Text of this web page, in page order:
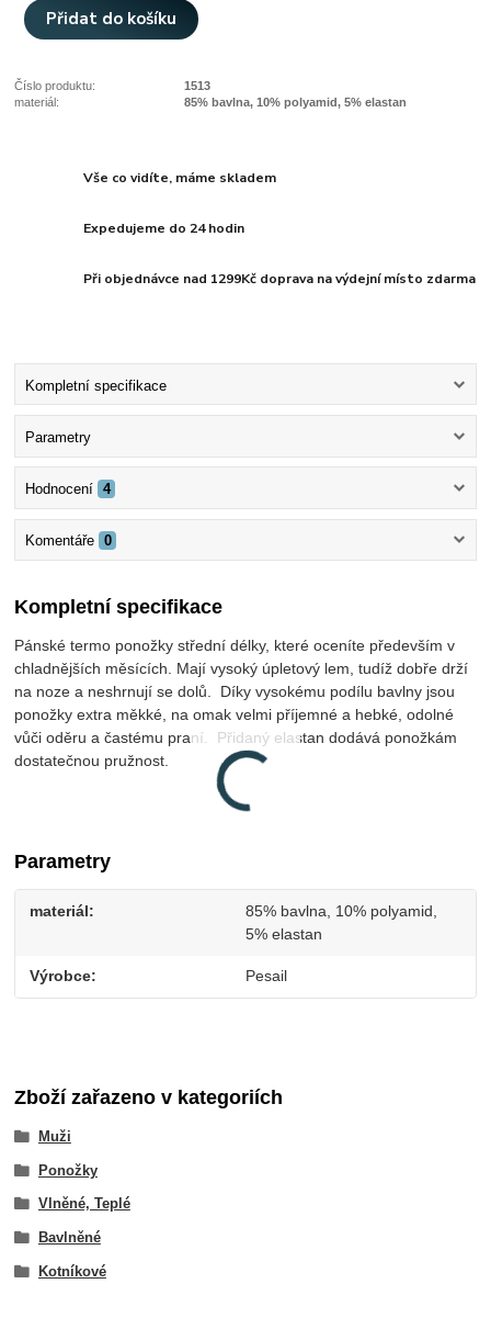
Přidat do košíku
Číslo produktu:
1513
materiál:
85% bavlna, 10% polyamid, 5% elastan
Vše co vidíte, máme skladem
Expedujeme do 24 hodin
Při objednávce nad 1299Kč doprava na výdejní místo zdarma
Kompletní specifikace
Parametry
Hodnocení 4
Komentáře 0
Kompletní specifikace
Pánské termo ponožky střední délky, které oceníte především v
chladnějších měsících. Mají vysoký úpletový lem, tudíž dobře drží
na noze a neshrnují se dolů. Díky vysokému podílu bavlny jsou
ponožky extra měkké, na omak velmi příjemné a hebké, odolné
vůči oděru a častému praní. Přidaný elastan dodává ponožkám
dostatečnou pružnost.
Parametry
materiál
85% bavlna, 10% polyamid,
5% elastan
Výrobce Pesail
Zboží zařazeno v kategoriích
Muži
Ponožky
Vlněné, Teplé
Bavlněné
Kotníkové